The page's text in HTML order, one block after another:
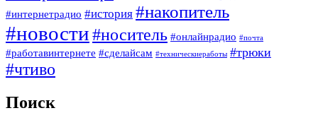
#интернетрадио #история #накопитель
#новости#носитель #онлайнрадио #почта
#работавинтернете #сделайсам #техническиеработы #трюки
#чтиво
Поиск